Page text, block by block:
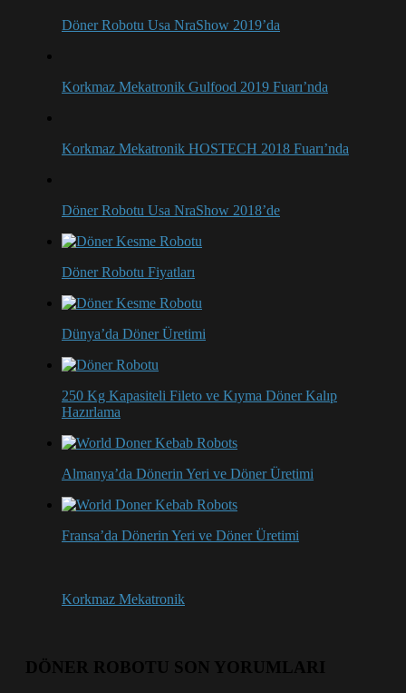
Döner Robotu Usa NraShow 2019’da
Korkmaz Mekatronik Gulfood 2019 Fuarı’nda
Korkmaz Mekatronik HOSTECH 2018 Fuarı’nda
Döner Robotu Usa NraShow 2018’de
Döner Robotu Fiyatları
Dünya’da Döner Üretimi
250 Kg Kapasiteli Fileto ve Kıyma Döner Kalıp
Hazırlama
Almanya’da Dönerin Yeri ve Döner Üretimi
Fransa’da Dönerin Yeri ve Döner Üretimi
Korkmaz Mekatronik
DÖNER ROBOTU SON YORUMLARI